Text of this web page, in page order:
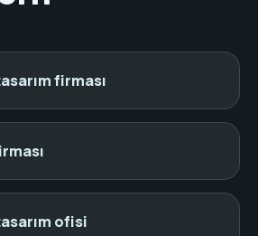
firması
ofisi